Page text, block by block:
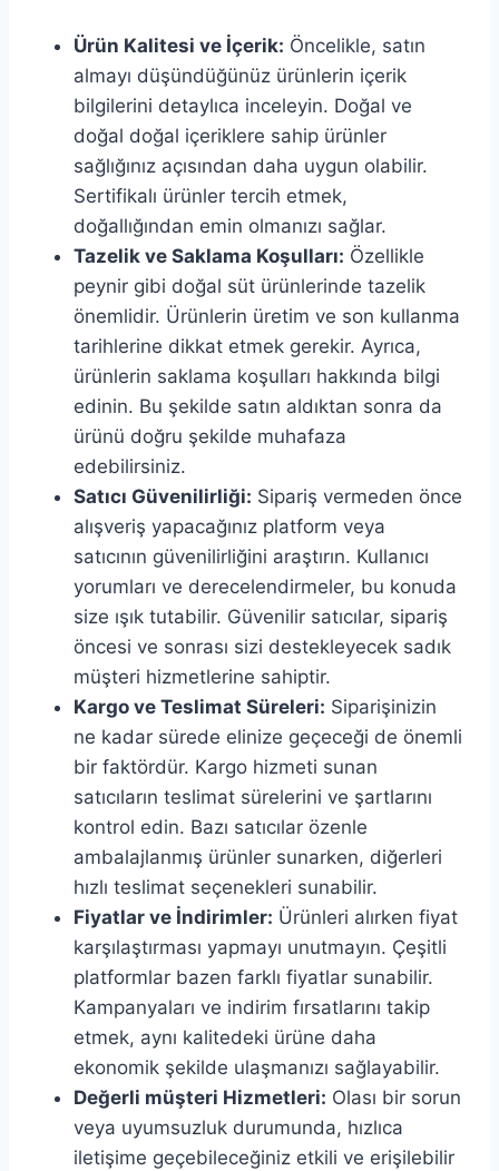
Ürün Kalitesi ve İçerik: Öncelikle, satın
almayı düşündüğünüz ürünlerin içerik
bilgilerini detaylıca inceleyin. Doğal ve
doğal doğal içeriklere sahip ürünler
sağlığınız açısından daha uygun olabilir.
Sertifikalı ürünler tercih etmek,
doğallığından emin olmanızı sağlar.
Tazelik ve Saklama Koşulları: Özellikle
peynir gibi doğal süt ürünlerinde tazelik
önemlidir. Ürünlerin üretim ve son kullanma
tarihlerine dikkat etmek gerekir. Ayrıca,
ürünlerin saklama koşulları hakkında bilgi
edinin. Bu şekilde satın aldıktan sonra da
ürünü doğru şekilde muhafaza
edebilirsiniz.
Satıcı Güvenilirliği: Sipariş vermeden önce
alışveriş yapacağınız platform veya
satıcının güvenilirliğini araştırın. Kullanıcı
yorumları ve derecelendirmeler, bu konuda
size ışık tutabilir. Güvenilir satıcılar, sipariş
öncesi ve sonrası sizi destekleyecek sadık
müşteri hizmetlerine sahiptir.
Kargo ve Teslimat Süreleri: Siparişinizin
ne kadar sürede elinize geçeceği de önemli
bir faktördür. Kargo hizmeti sunan
satıcıların teslimat sürelerini ve şartlarını
kontrol edin. Bazı satıcılar özenle
ambalajlanmış ürünler sunarken, diğerleri
hızlı teslimat seçenekleri sunabilir.
Fiyatlar ve İndirimler: Ürünleri alırken fiyat
karşılaştırması yapmayı unutmayın. Çeşitli
platformlar bazen farklı fiyatlar sunabilir.
Kampanyaları ve indirim fırsatlarını takip
etmek, aynı kalitedeki ürüne daha
ekonomik şekilde ulaşmanızı sağlayabilir.
Değerli müşteri Hizmetleri: Olası bir sorun
veya uyumsuzluk durumunda, hızlıca
iletişime geçebileceğiniz etkili ve erişilebilir